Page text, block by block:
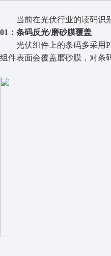
当前在光伏行业的读码识
01：条码反光/磨砂膜覆盖
光伏组件上的条码多采用
组件表面会覆盖磨砂膜，对条